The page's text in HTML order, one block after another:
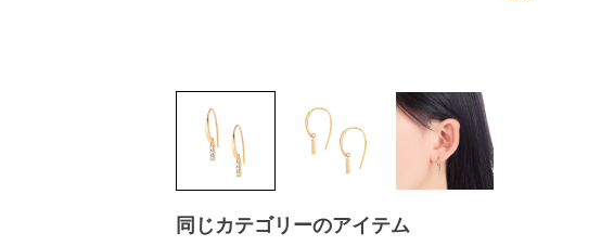
同じカテゴリーのアイテム